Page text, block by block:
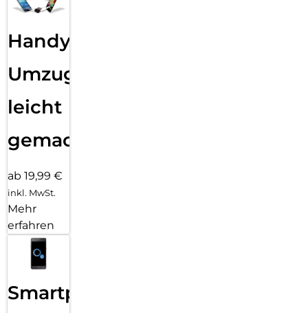
Handy
Umzug
leicht
gemacht!
ab 19,99 €
inkl. MwSt.
Mehr
erfahren
Smartphone